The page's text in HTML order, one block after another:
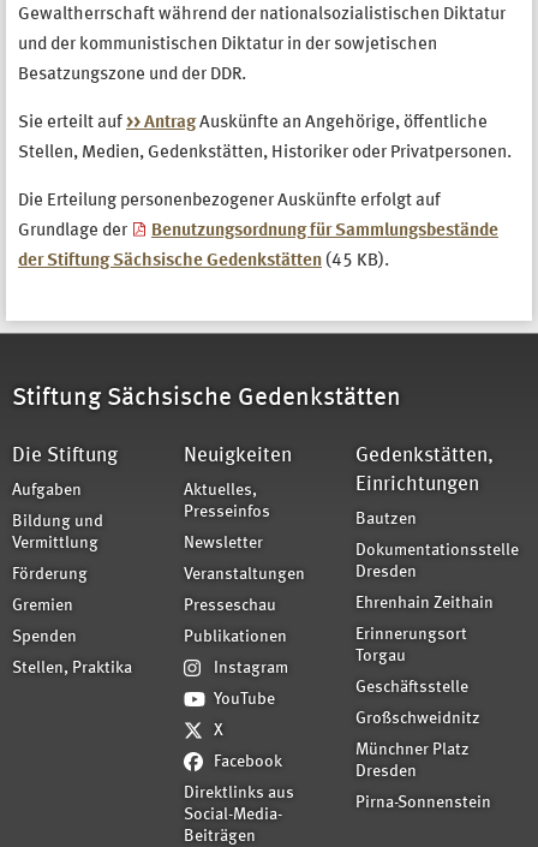
Gewaltherrschaft während der nationalsozialistischen Diktatur
und der kommunistischen Diktatur in der sowjetischen
Besatzungszone und der DDR.
Sie erteilt auf >> Antrag Auskünfte an Angehörige, öffentliche
Stellen, Medien, Gedenkstätten, Historiker oder Privatpersonen.
Die Erteilung personenbezogener Auskünfte erfolgt auf
Grundlage der
Benutzungsordnung für Sammlungsbestände
der Stiftung Sächsische Gedenkstätten (45 KB).
Stiftung Sächsische Gedenkstätten
Die Stiftung
Aufgaben
Bildung und
Vermittlung
Förderung
Gremien
Spenden
Stellen, Praktika
Neuigkeiten
Aktuelles,
Presseinfos
Newsletter
Veranstaltungen
Presseschau
Publikationen
Instagram
YouTube
X
Facebook
Direktlinks aus
Social-Media-
Beiträgen
Gedenkstätten,
Einrichtungen
Bautzen
Dokumentationsstelle
Dresden
Ehrenhain Zeithain
Erinnerungsort
Torgau
Geschäftsstelle
Großschweidnitz
Münchner Platz
Dresden
Pirna-Sonnenstein